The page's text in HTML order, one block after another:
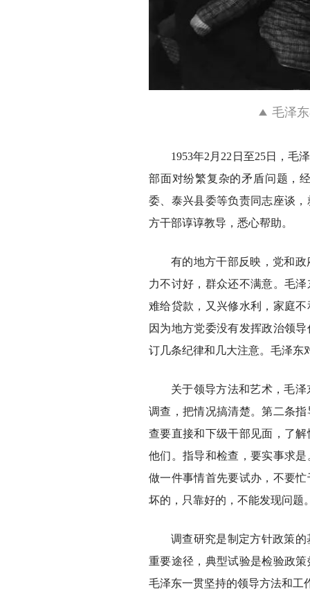
毛泽
1953年2月22日至25日，毛
部面对纷繁复杂的矛盾问题，
委、泰兴县委等负责同志座谈
方干部谆谆教导，悉心帮助。
有的地方干部反映，党和
力不讨好，群众还不满意。毛
难给贷款，又兴修水利，家庭
因为地方党委没有发挥政治领
订几条纪律和几大注意。毛泽东
关于领导方法和艺术，毛
调查，把情况搞清楚。第二条
查要直接和下级干部见面，了
他们。指导和检查，要实事求
做一件事情首先要试办，不要
坏的，只靠好的，不能发现问题
调查研究是制定方针政策
重要途径，典型试验是检验政
毛泽东一贯坚持的领导方法和工